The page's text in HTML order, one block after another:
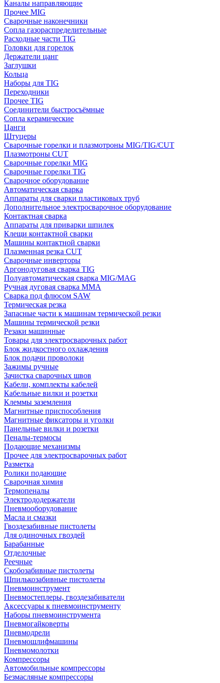
Каналы направляющие
Прочее MIG
Сварочные наконечники
Сопла газораспределительные
Расходные части TIG
Головки для горелок
Держатели цанг
Заглушки
Кольца
Наборы для TIG
Переходники
Прочее TIG
Соединители быстросъёмные
Сопла керамические
Цанги
Штуцеры
Сварочные горелки и плазмотроны MIG/TIG/CUT
Плазмотроны CUT
Сварочные горелки MIG
Сварочные горелки TIG
Сварочное оборудование
Автоматическая сварка
Аппараты для сварки пластиковых труб
Дополнительное электросварочное оборудование
Контактная сварка
Аппараты для приварки шпилек
Клещи контактной сварки
Машины контактной сварки
Плазменная резка CUT
Сварочные инверторы
Аргонодуговая сварка TIG
Полуавтоматическая сварка MIG/MAG
Ручная дуговая сварка MMA
Сварка под флюсом SAW
Термическая резка
Запасные части к машинам термической резки
Машины термической резки
Резаки машинные
Товары для электросварочных работ
Блок жидкостного охлаждения
Блок подачи проволоки
Зажимы ручные
Зачистка сварочных швов
Кабели, комплекты кабелей
Кабельные вилки и розетки
Клеммы заземления
Магнитные приспособления
Магнитные фиксаторы и уголки
Панельные вилки и розетки
Пеналы-термосы
Подающие механизмы
Прочее для электросварочных работ
Разметка
Ролики подающие
Сварочная химия
Термопеналы
Электрододержатели
Пневмооборудование
Масла и смазки
Гвоздезабивные пистолеты
Для одиночных гвоздей
Барабанные
Отделочные
Реечные
Скобозабивные пистолеты
Шпилькозабивные пистолеты
Пневмоинструмент
Пневмостеплеры, гвоздезабиватели
Аксессуары к пневмоинструменту
Наборы пневмоинструмента
Пневмогайковерты
Пневмодрели
Пневмошлифмашины
Пневмомолотки
Компрессоры
Автомобильные компрессоры
Безмасляные компрессоры